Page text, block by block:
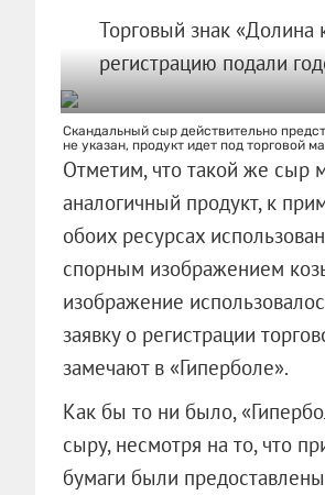
Торговый знак «Долина
регистрацию подали
Скандальный сыр действительно
не указан, продукт идет под торговой
Отметим, что такой же сыр
аналогичный продукт, к
обоих ресурсах
спорным изображением
изображение
заявку о регистрации
замечают в «Гиперболе».
Как бы то ни было,
сыру, несмотря на то, что
бумаги были